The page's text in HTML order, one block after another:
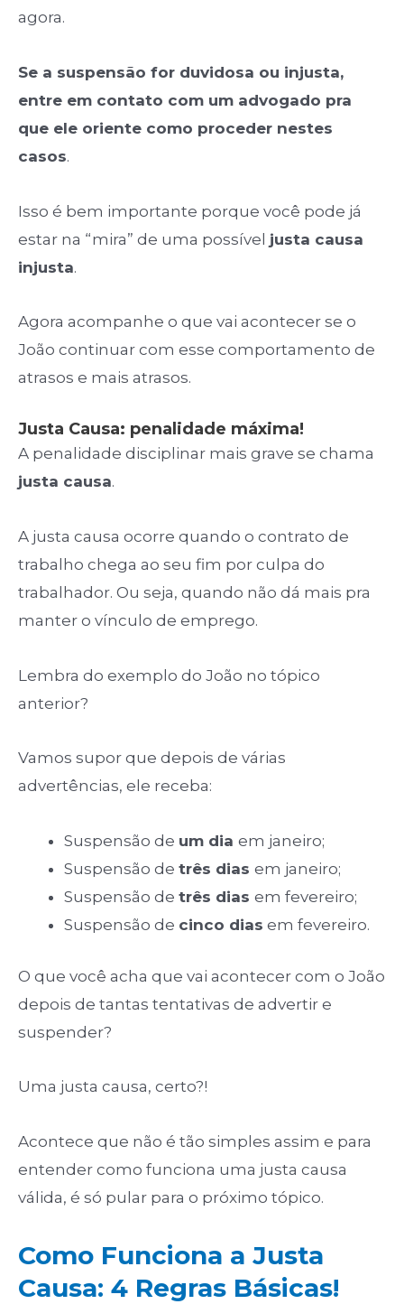
agora.
Se a suspensão for duvidosa ou injusta,
entre em contato com um advogado pra
que ele oriente como proceder nestes
casos.
Isso é bem importante porque você pode já
estar na “mira” de uma possível justa causa
injusta.
Agora acompanhe o que vai acontecer se o
João continuar com esse comportamento de
atrasos e mais atrasos.
Justa Causa: penalidade máxima!
A penalidade disciplinar mais grave se chama
justa causa.
A justa causa ocorre quando o contrato de
trabalho chega ao seu fim por culpa do
trabalhador. Ou seja, quando não dá mais pra
manter o vínculo de emprego.
Lembra do exemplo do João no tópico
anterior?
Vamos supor que depois de várias
advertências, ele receba:
Suspensão de um dia em janeiro;
Suspensão de três dias em janeiro;
Suspensão de três dias em fevereiro;
Suspensão de cinco dias em fevereiro.
O que você acha que vai acontecer com o João
depois de tantas tentativas de advertir e
suspender?
Uma justa causa, certo?!
Acontece que não é tão simples assim e para
entender como funciona uma justa causa
válida, é só pular para o próximo tópico.
Como Funciona a Justa
Causa: 4 Regras Básicas!